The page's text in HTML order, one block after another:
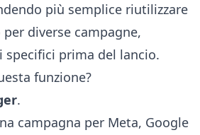
più semplice riutilizzare
diverse campagne,
specifici prima del lancio.
funzione?
.
campagna per Meta, Google